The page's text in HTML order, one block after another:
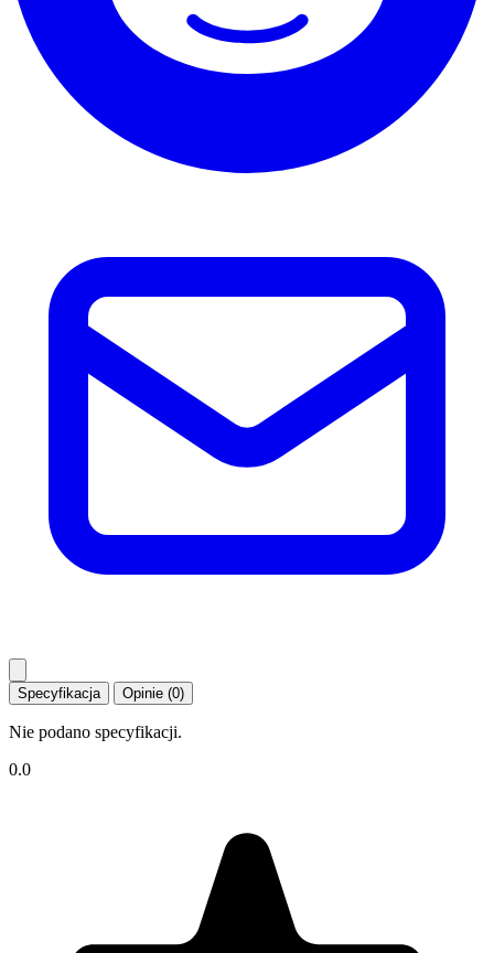
Specyfikacja Opinie (0)
Nie podano specyfikacji.
0.0